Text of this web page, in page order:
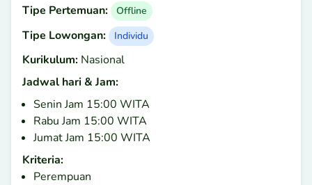
Tipe Pertemuan:
Offline
Tipe Lowongan: Individu
Kurikulum: Nasional
Jadwal hari & Jam:
Senin Jam 15:00 WITA
Rabu Jam 15:00 WITA
Jumat Jam 15:00 WITA
Kriteria:
Perempuan